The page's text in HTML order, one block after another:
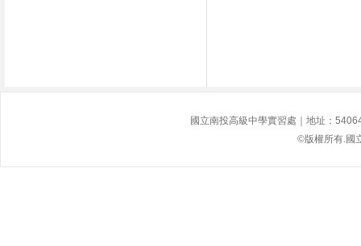
國立南投高級中學實習處｜地址：
©版權所有.國